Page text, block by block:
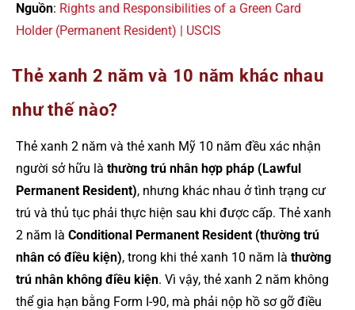
Nguồn: Rights and Responsibilities of a Green Card
Holder (Permanent Resident) | USCIS
Thẻ xanh 2 năm và 10 năm khác nhau
như thế nào?
Thẻ xanh 2 năm và thẻ xanh Mỹ 10 năm đều xác nhận
người sở hữu là thường trú nhân hợp pháp (Lawful
Permanent Resident), nhưng khác nhau ở tình trạng cư
trú và thủ tục phải thực hiện sau khi được cấp. Thẻ xanh
2 năm là Conditional Permanent Resident (thường trú
nhân có điều kiện), trong khi thẻ xanh 10 năm là thường
trú nhân không điều kiện. Vì vậy, thẻ xanh 2 năm không
thể gia hạn bằng Form I-90, mà phải nộp hồ sơ gỡ điều